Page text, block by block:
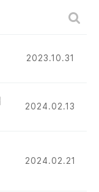
2023.10.31
2024.02.13
2024.02.21